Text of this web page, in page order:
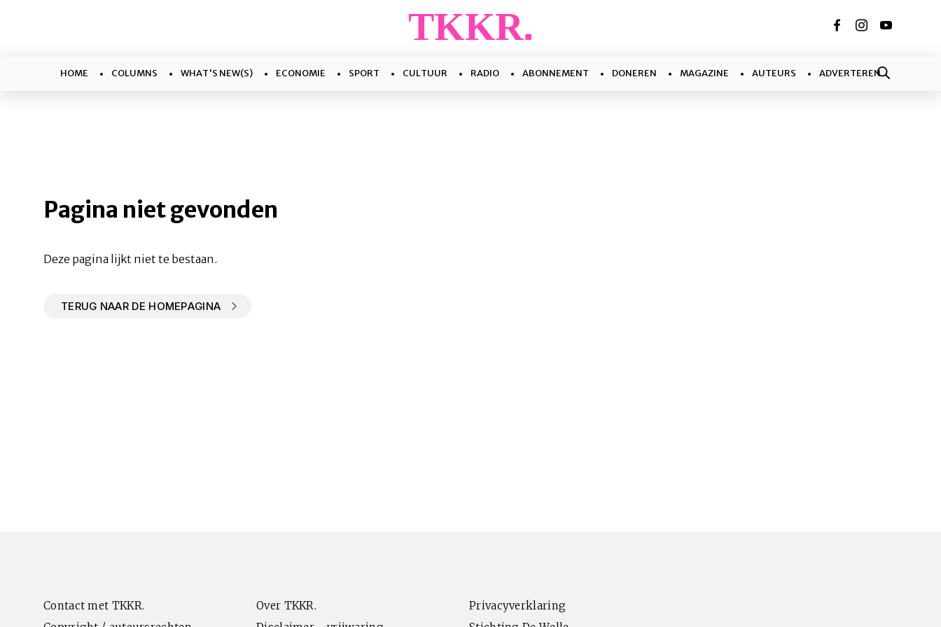
HOME COLUMNS WHAT'S NEW(S) ECONOMIE SPORT CULTUUR RADIO ABONNEMENT DONEREN MAGAZINE AUTEURS ADVERTEREN
Pagina niet gevonden
Deze pagina lijkt niet te bestaan.
TERUG NAAR DE HOMEPAGINA
Contact met TKKR. Over TKKR.
Privacyverklaring